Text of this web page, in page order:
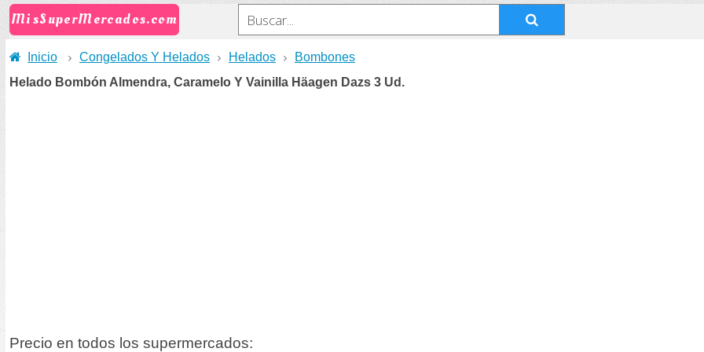
MisSuperMercados.com
Inicio Congelados Y Helados Helados
Bombones
Helado Bombón Almendra, Caramelo Y Vainilla Häagen Dazs 3 Ud.
Precio en todos los supermercados: